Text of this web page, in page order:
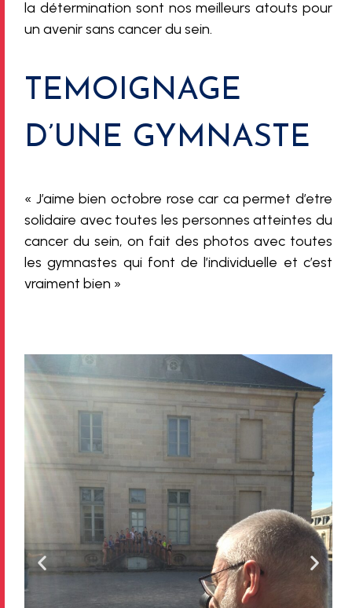
la détermination sont nos meilleurs atouts pour
un avenir sans cancer du sein.
TEMOIGNAGE
D’UNE GYMNASTE
« J’aime bien octobre rose car ca permet d’etre
solidaire avec toutes les personnes atteintes du
cancer du sein, on fait des photos avec toutes
les gymnastes qui font de l’individuelle et c’est
vraiment bien »